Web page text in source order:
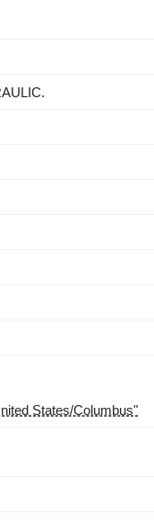
States/Columbus"